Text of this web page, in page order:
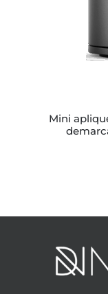
mini aplique btn – ruben amsel | led 3 w |